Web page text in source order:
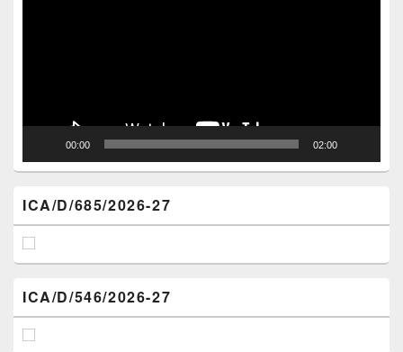
00:00 02:00
ICA/D/685/2026-27
ICA/D/546/2026-27